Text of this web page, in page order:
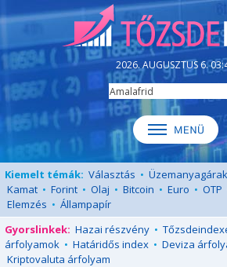
2026. AUGUSZTUS 6.
Kiemelt témák: Választás • Üzemanyagárak
Kamat • Forint • Olaj • Bitcoin • Euro • OTP
Elemzés • Állampapír
Gyorslinkek: Hazai részvény •
árfolyamok • Határidős index • Deviza
Kriptovaluta árfolyam